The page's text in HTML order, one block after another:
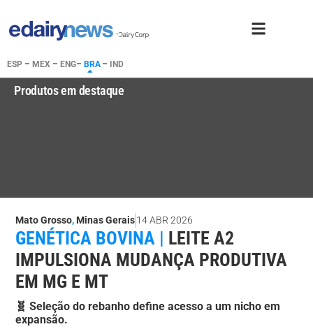
ESP – MEX – ENG– BRA– IND
Produtos em destaque
Mato Grosso, Minas Gerais14 ABR 2026
GENÉTICA BOVINA | LEITE A2
IMPULSIONA MUDANÇA PRODUTIVA
EM MG E MT
🧬 Seleção do rebanho define acesso a um nicho em
expansão.